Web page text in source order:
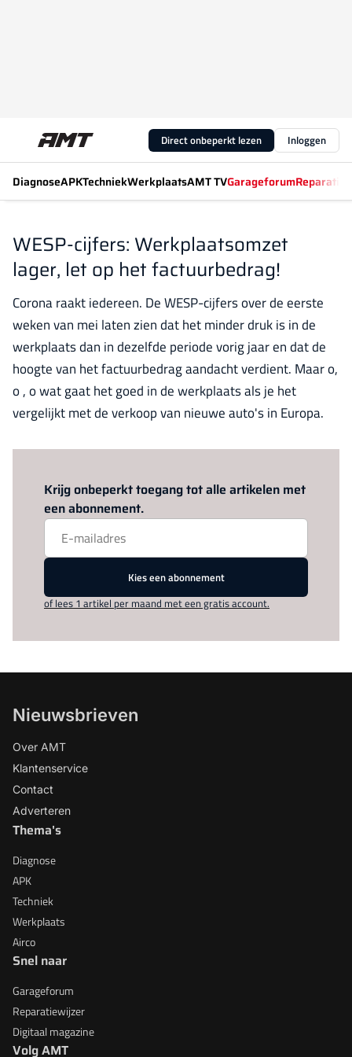
Direct onbeperkt lezen Inloggen
DiagnoseAPKTechniekWerkplaatsAMT TVGarageforum
WESP-cijfers: Werkplaatsomzet
lager, let op het factuurbedrag!
Corona raakt iedereen. De WESP-cijfers over de eerste
weken van mei laten zien dat het minder druk is in de
werkplaats dan in dezelfde periode vorig jaar en dat de
hoogte van het factuurbedrag aandacht verdient. Maar o,
o , o wat gaat het goed in de werkplaats als je het
vergelijkt met de verkoop van nieuwe auto's in Europa.
Krijg onbeperkt toegang tot alle artikelen met
een abonnement.
Kies een abonnement
of lees 1 artikel per maand met een gratis account.
Nieuwsbrieven
Over AMT
Klantenservice
Contact
Adverteren
Thema's
Diagnose
APK
Techniek
Werkplaats
Airco
Snel naar
Garageforum
Reparatiewijzer
Digitaal magazine
Volg AMT